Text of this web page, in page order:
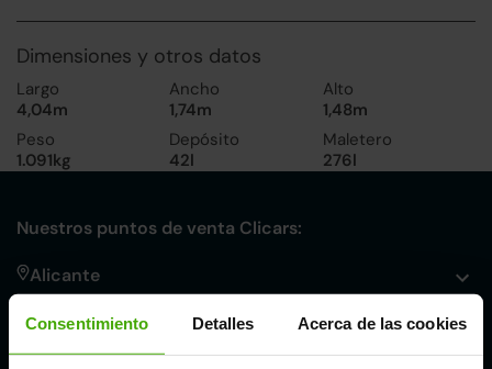
Consentimiento Detalles Acerca de las cookies
Dimensiones y otros datos
Largo
4,04m
Ancho
1,74m
Alto
1,48m
Peso
1.091kg
Depósito
42l
Maletero
276l
Nuestros puntos de venta Clicars:
Alicante